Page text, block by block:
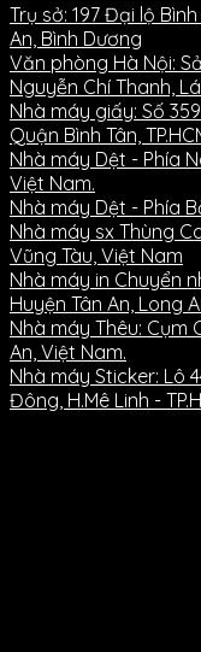
Trụ sở: 197 Đại lộ
An, Bình Dương
Văn phòng Hà Nội:
Nguyễn Chí Thanh,
Nhà máy giấy: Số
Quận Bình Tân,
Nhà máy Dệt - Phía
Việt Nam.
Nhà máy Dệt - Phía
Nhà máy sx Thùng
Vũng Tàu, Việt Nam
Nhà máy in Chuyển
Huyện Tân An, Long
Nhà máy Thêu: Cụm
An, Việt Nam.
Nhà máy Sticker: Lô
Đông, H.Mê Linh -